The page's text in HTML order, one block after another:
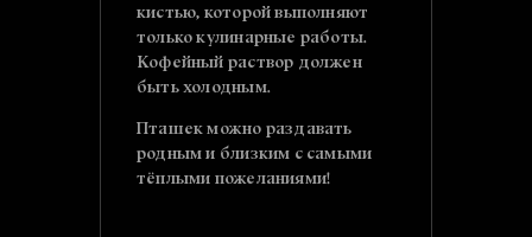
кистью, которой выполняют
только кулинарные работы.
Кофейный раствор должен
быть холодным.
Пташек можно раздавать
родным и близким с самыми
тёплыми пожеланиями!